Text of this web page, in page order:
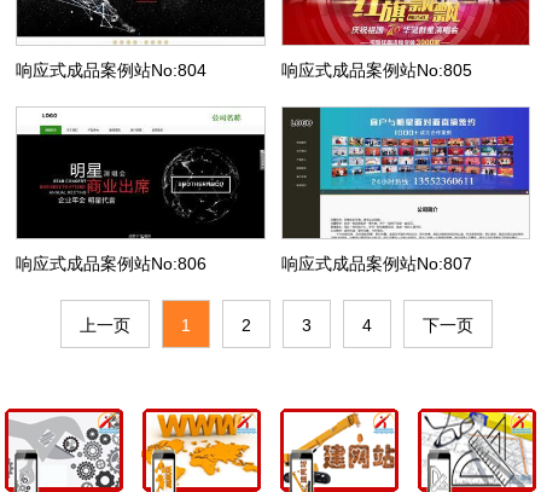
响应式成品案例站No:804 响应式成品案例站No:805
响应式成品案例站No:806 响应式成品案例站No:807
上一页 1 2 3 4 下一页